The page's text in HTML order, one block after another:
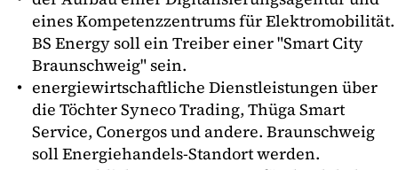
eines Kompetenzzentrums für Elektromobilität.
BS Energy soll ein Treiber einer "Smart City
Braunschweig" sein.
energiewirtschaftliche Dienstleistungen über
die Töchter Syneco Trading, Thüga Smart
Service, Conergos und andere. Braunschweig
soll Energiehandels-Standort werden.